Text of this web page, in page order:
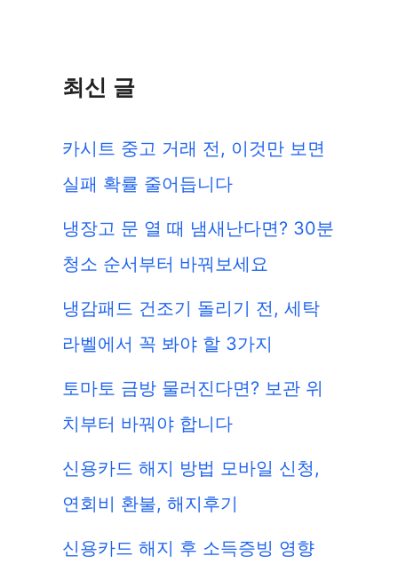
최신 글
카시트 중고 거래 전, 이것만 보면
실패 확률 줄어듭니다
냉장고 문 열 때 냄새난다면? 30분
청소 순서부터 바꿔보세요
냉감패드 건조기 돌리기 전, 세탁
라벨에서 꼭 봐야 할 3가지
토마토 금방 물러진다면? 보관 위
치부터 바꿔야 합니다
신용카드 해지 방법 모바일 신청,
연회비 환불, 해지후기
신용카드 해지 후 소득증빙 영향